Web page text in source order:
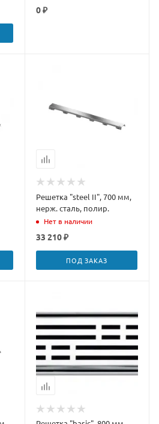
0 ₽
Решетка "steel II", 700 мм,
нерж. сталь, полир.
Нет в наличии
33 210 ₽
ПОД ЗАКАЗ